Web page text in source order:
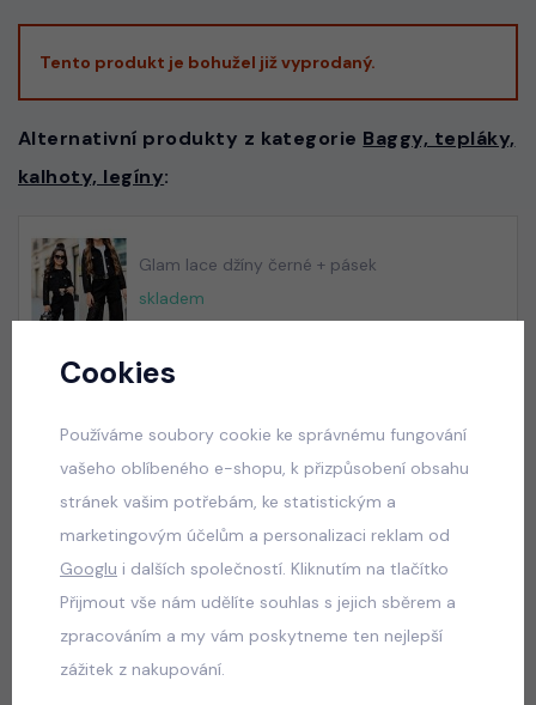
Tento produkt je bohužel již vyprodaný.
Alternativní produkty z kategorie Baggy, tepláky,
kalhoty, legíny:
Glam lace džíny černé + pásek
skladem
Acid wash pink lounge tepláky
440 Kč
Acid wash cappuccino lounge tepláky
skladem
Cookies
Používáme soubory cookie ke správnému fungování
vašeho oblíbeného e-shopu, k přizpůsobení obsahu
stránek vašim potřebám, ke statistickým a
marketingovým účelům a personalizaci reklam od
Googlu i dalších společností. Kliknutím na tlačítko
Přijmout vše nám udělíte souhlas s jejich sběrem a
zpracováním a my vám poskytneme ten nejlepší
zážitek z nakupování.